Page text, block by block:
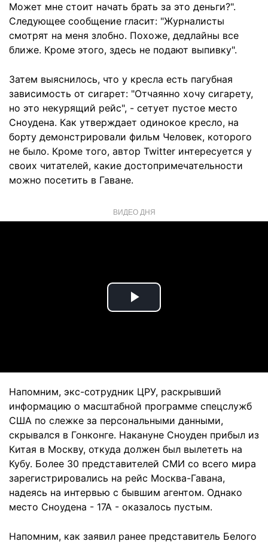
Может мне стоит начать брать за это деньги?".
Следующее сообщение гласит: "Журналисты
смотрят на меня злобно. Похоже, дедлайны все
ближе. Кроме этого, здесь не подают выпивку".
Затем выяснилось, что у кресла есть пагубная
зависимость от сигарет: "Отчаянно хочу сигарету,
но это некурящий рейс", - сетует пустое место
Сноудена. Как утверждает одинокое кресло, на
борту демонстрировали фильм Человек, которого
не было. Кроме того, автор Twitter интересуется у
своих читателей, какие достопримечательности
можно посетить в Гаване.
ВИДЕО ДНЯ
Play
Напомним, экс-сотрудник ЦРУ, раскрывший
информацию о масштабной программе спецслужб
США по слежке за персональными данными,
скрывался в Гонконге. Накануне Сноуден прибыл из
Китая в Москву, откуда должен был вылететь на
Кубу. Более 30 представителей СМИ со всего мира
зарегистрировались на рейс Москва-Гавана,
надеясь на интервью с бывшим агентом. Однако
место Сноудена - 17А - оказалось пустым.
Напомним, как заявил ранее представитель Белого